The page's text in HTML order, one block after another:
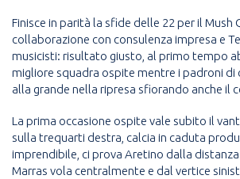
Finisce in parità la sfide delle 22 per il Mush
collaborazione con consulenza impresa e
musicisti: risultato giusto, al primo tempo
migliore squadra ospite mentre i padroni di
alla grande nella ripresa sfiorando anche il
La prima occasione ospite vale subito il
sulla trequarti destra, calcia in caduta
imprendibile, ci prova Aretino dalla
Marras vola centralmente e dal vertice